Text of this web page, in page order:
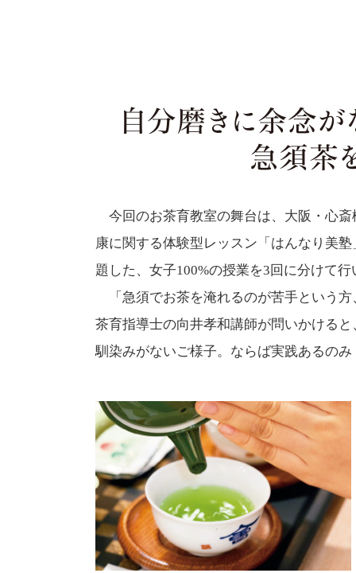
今回のお茶育教室の舞台は、大阪・心
康に関する体験型レッスン「はんなり美
題した、女子100%の授業を3回に分けて行
「急須でお茶を淹れるのが苦手という
茶育指導士の向井孝和講師が問いかける
馴染みがないご様子。ならば実践あるの